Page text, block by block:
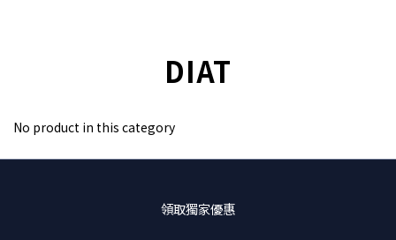
DIAT
No product in this category
領取獨家優惠